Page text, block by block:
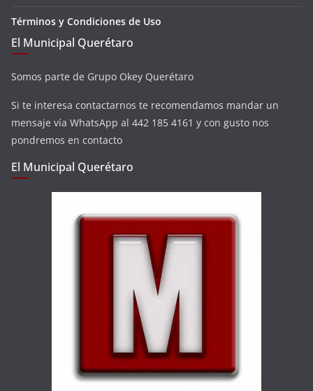
Términos y Condiciones de Uso
El Municipal Querétaro
Somos parte de Grupo Okey Querétaro
Si te interesa contactarnos te recomendamos mandar un
mensaje vía WhatsApp al 442 185 4161 y con gusto nos
pondremos en contacto
El Municipal Querétaro